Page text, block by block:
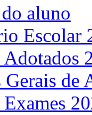
aluno
Escolar
de
Exames